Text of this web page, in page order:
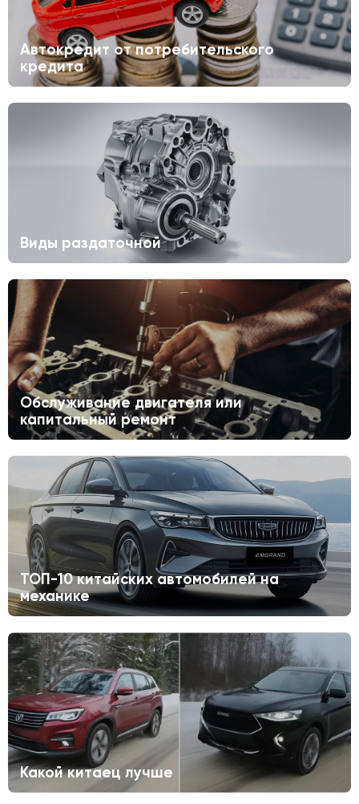
Автокредит от потребительского
кредита
Виды раздаточной
Обслуживание двигателя или
капитальный ремонт
ТОП-10 китайских автомобилей на
механике
Какой китаец лучше